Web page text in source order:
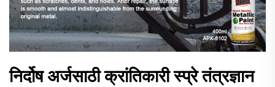
निर्दोष अर्जसाठी क्रांतिकारी स्प्रे तंत्रज्ञान